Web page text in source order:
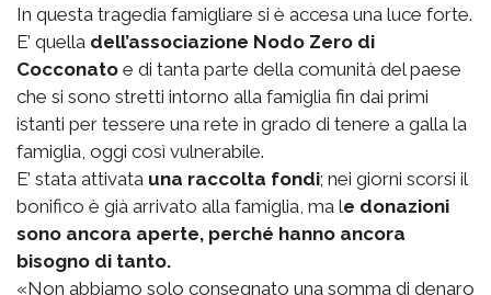
In questa tragedia famigliare si è accesa una luce forte.
E’ quella dell’associazione Nodo Zero di
Cocconato e di tanta parte della comunità del paese
che si sono stretti intorno alla famiglia fin dai primi
istanti per tessere una rete in grado di tenere a galla la
famiglia, oggi così vulnerabile.
E’ stata attivata una raccolta fondi; nei giorni scorsi il
bonifico è già arrivato alla famiglia, ma le donazioni
sono ancora aperte, perché hanno ancora
bisogno di tanto.
«Non abbiamo solo consegnato una somma di denaro